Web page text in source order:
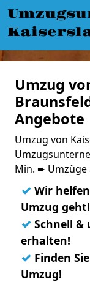
Umzug
Angebote
Umzug von
Min. ➨ Umzüge
✓ Wir
Umzug geht!
✓ Schnell &
erhalten!
✓ Finden
Umzug!